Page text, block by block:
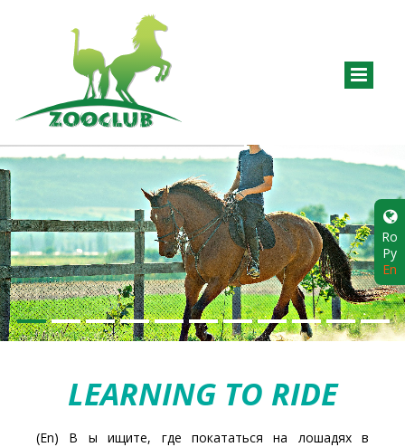
Ro
Ру
En
LEARNING TO RIDE
(En) В ы ищите, где покататься на лошадях в